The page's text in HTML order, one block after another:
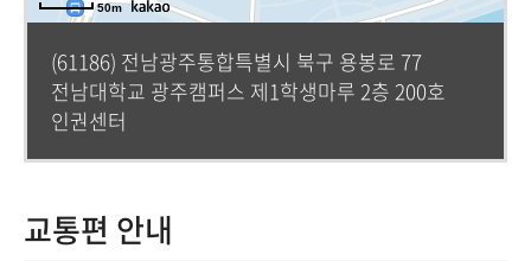
50m
(61186) 전남광주통합특별시 북구 용봉로 77
전남대학교 광주캠퍼스 제1학생마루 2층 200호
인권센터
교통편 안내